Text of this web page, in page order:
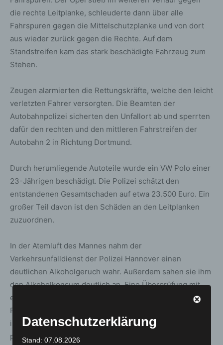
die rechte Leitplanke, schleuderte dann über alle
Fahrspuren gegen die Mittelschutzplanke und von dort
aus wieder zurück gegen die Rechte. Auf dem
Standstreifen kam das stark beschädigte Fahrzeug zum
Stehen.
Zeugen alarmierten die Rettungskräfte, welche den leicht
verletzten Fahrer versorgten. Die Beamten der
Autobahnpolizei sicherten den Unfallort ab und sperrten
dafür den rechten und den mittleren Fahrstreifen der
Autobahn 2 in Richtung Dortmund.
Durch herumliegende Autoteile wurde ein VW Polo einer
23-Jährigen beschädigt. Die Polizei schätzt den
entstandenen Gesamtschaden auf etwa 23.500 Euro. Ein
großer Teil davon ist den Schäden an den Leitplanken
zuzuordnen.
In der Atemluft des Mannes nahm der
Verkehrsunfalldienst der Polizei Hannover einen
deutlichen Alkoholgeruch wahr. Außerdem sahen sie ihm
den Alkoholkonsum deutlich an. Eine Überprüfung mit
einem Atemalkoholmessgerät ergab einen Wert von 1,92
Promille. Zwecks Blutprobenentnahme brachten sie ihn
in ein Krankenhaus, wo er nach Abschluss der
polizeilichen Maßnahmen entlassen wurde.
Datenschutzerklärung
Stand: 07.08.2026